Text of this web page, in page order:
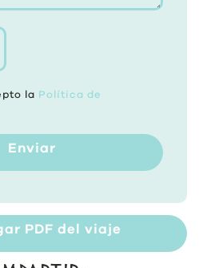
la Política de
Enviar
PDF del viaje